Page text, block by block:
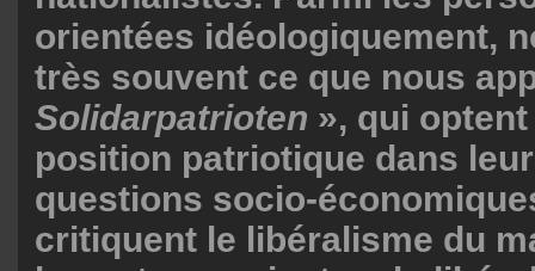
orientées idéologiquement,
très souvent ce que nous
Solidarpatrioten », qui
position patriotique dans
questions socio-
critiquent le libéralisme du